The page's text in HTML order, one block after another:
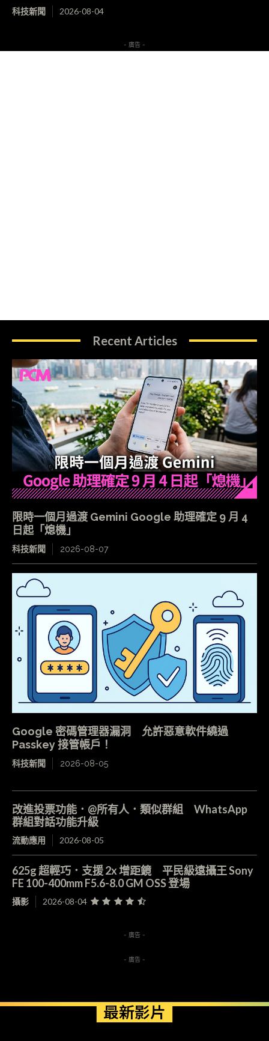
科技新聞 2026-08-04
- 廣告 -
Recent Articles
限時一個月過渡 Gemini Google 助理確定 9 月 4
日起「熄機」
科技新聞 2026-08-07
Google 密碼管理器漏洞 允許惡意軟件繞過
Passkey 接管帳戶！
科技新聞 2026-08-05
改進投票功能．@所有人．類似群組 WhatsApp
群組對話功能升級
流動應用 2026-08-05
625g 超輕巧．支援 2x 增距鏡 平民級遠攝王 Sony
FE 100-400mm F5.6-8.0 GM OSS 登場
攝影 2026-08-04
- 廣告 -
- 廣告 -
最新影片